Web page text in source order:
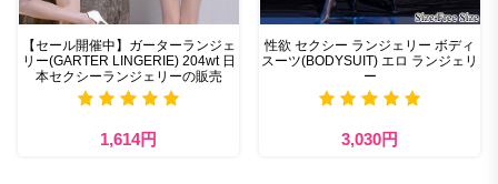
【セール開催中】ガーターランジェ
リー(GARTER LINGERIE) 204wt 日
本セクシーランジェリーの販売
1,614円
性欲 セクシー ランジェリー ボディ
スーツ(BODYSUIT) エロ ランジェリ
ー
3,030円